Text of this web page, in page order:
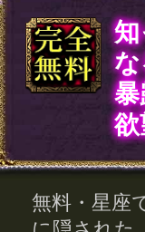
人が心の奥で飼
や、あなたへの
ます。あの人の
とで、2人の絆は